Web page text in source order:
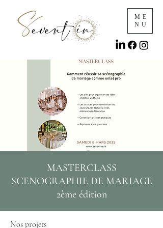
ME
NU
MASTERCLASS
SCENOGRAPHIE DE MARIAGE
2ème édition
Nos projets